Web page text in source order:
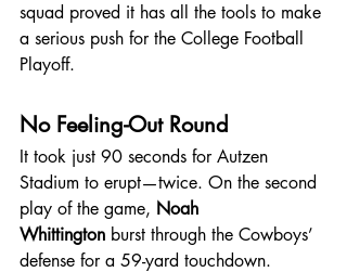
squad proved it has all the tools to make
a serious push for the College Football
Playoff.
No Feeling-Out Round
It took just 90 seconds for Autzen
Stadium to erupt—twice. On the second
play of the game, Noah
Whittington burst through the Cowboys’
defense for a 59-yard touchdown.